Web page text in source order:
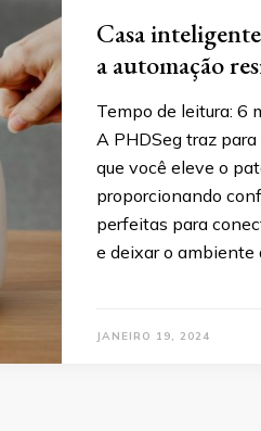
Casa
a automação
Tempo de leitura: 6
A PHDSeg traz
que você eleve o
proporcionando
perfeitas para
e deixar o ambiente
JANEIRO 19, 2024